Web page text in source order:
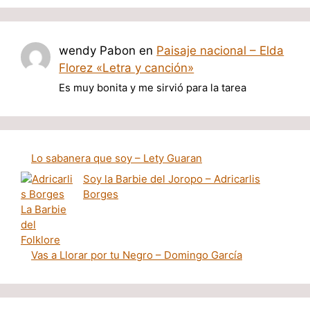
wendy Pabon en Paisaje nacional – Elda
Florez «Letra y canción»
Es muy bonita y me sirvió para la tarea
Lo sabanera que soy – Lety Guaran
Soy la Barbie del Joropo – Adricarlis
Borges
Vas a Llorar por tu Negro – Domingo García